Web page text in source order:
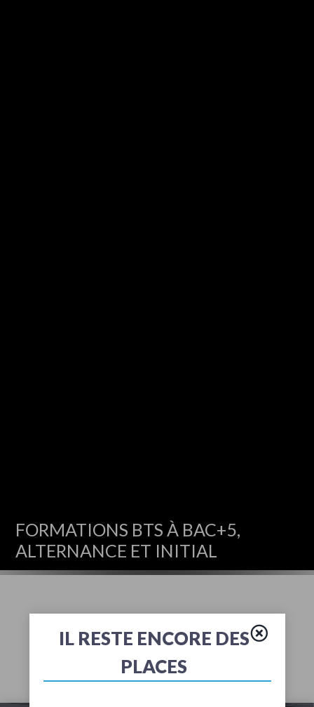
FORMATIONS BTS À BAC+5,
ALTERNANCE ET INITIAL
CAMPUS
Découvrez nos écoles et leurs spécialités
IL RESTE ENCORE DES
PLACES